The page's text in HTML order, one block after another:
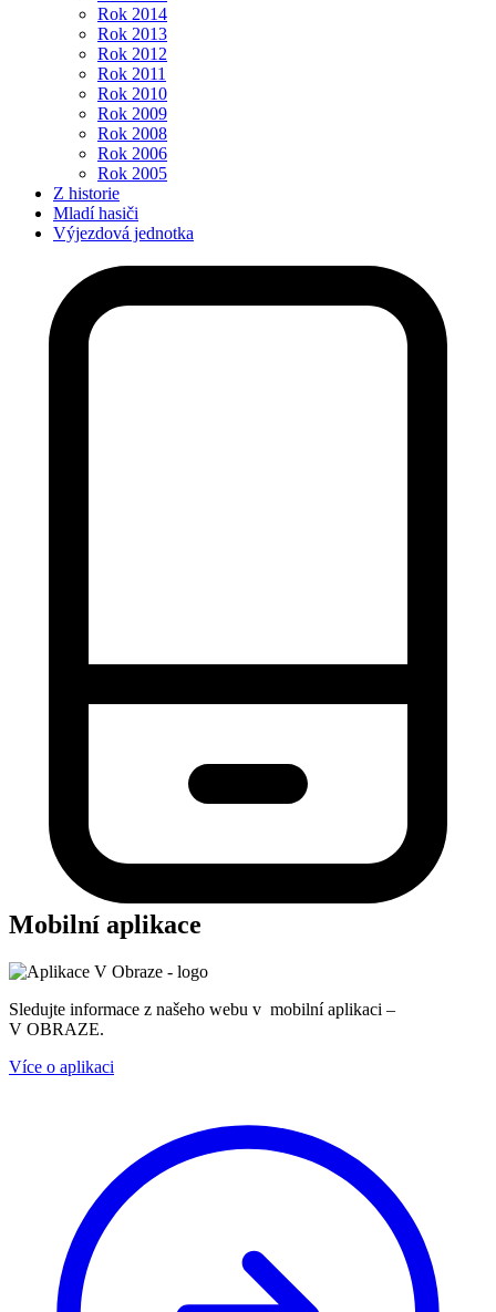
Rok 2014
Rok 2013
Rok 2012
Rok 2011
Rok 2010
Rok 2009
Rok 2008
Rok 2006
Rok 2005
Z historie
Mladí hasiči
Výjezdová jednotka
Mobilní aplikace
Sledujte informace z našeho webu v mobilní aplikaci –
V OBRAZE.
Více o aplikaci